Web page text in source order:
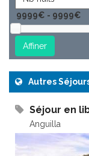
Autres
Séjour en
Anguilla